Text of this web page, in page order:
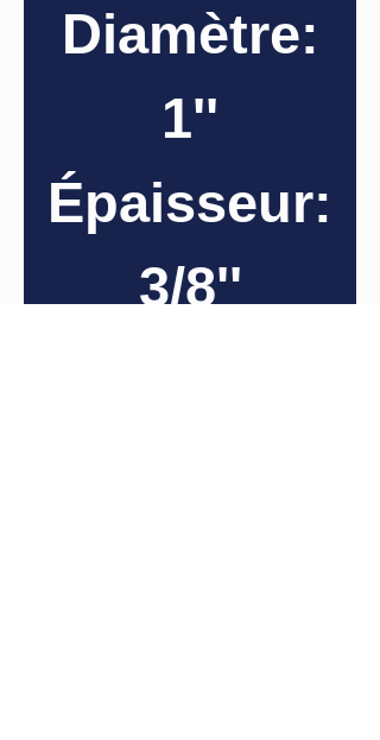
Diamètre:
1''
Épaisseur:
3/8''